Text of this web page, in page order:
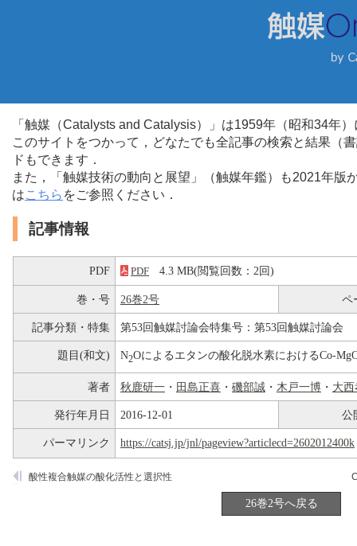
「触媒（Catalysts and Catalysis）」は1959年（昭和34年
このサイトをつかって，どなたでも全記事の検索と結果（
ドもできます．
また，「触媒技術の動向と展望」（触媒年鑑）も2021年
はこちら をご参照ください．
記事情報
PDF PDF 4.3 MB(閲覧回数：2回)
巻・号 26巻2号 ペ
記事分類・特集 第53回触媒討論会特集号：第53回触媒討論会
題目(和文) N2Oによるエタンの酸化脱水素におけるCo-
著者 秋鹿研一 ・ 田島正喜 ・ 磯部誠 ・ 木戸一博 ・ 大
発行年月日 2016-12-01 公
パーマリンク https://catsj.jp/jnl/pageview?articlecd=2602012400k
酸性複合触媒の酸化活性と選択性
26巻2号へ戻る